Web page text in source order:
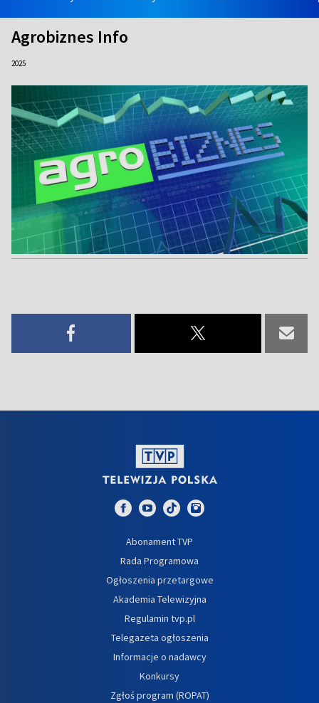
Agrobiznes Info
2025
Abonament TVP
Rada Programowa
Ogłoszenia przetargowe
Akademia Telewizyjna
Regulamin tvp.pl
Telegazeta ogłoszenia
Informacje o nadawcy
Konkursy
Zgłoś program (ROPAT)